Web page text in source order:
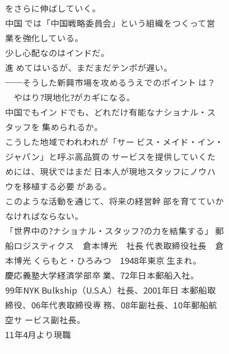
をさらに伸ばしていく。
中国 では「中国戦略委員会」という組織をつくって営
業を強化している。
少し心配なのはインドだ。
進 めてはいるが、まだまだテンポが遅い。
──そうした新興市場を攻めるうえでのポイント は？
やはり?現地化?がカギになる。
中国でもイン ドでも、どれだけ有能なナショナル・ス
タッフを 集められるか。
こうした地域でわれわれが「サー ビス・メイド・イン・
ジャパン」と呼ぶ高品質の サービスを提供していくた
めには、現状ではまだ 日本人が現地スタッフにノウハ
ウを移植する必要 がある。
このような活動を通じて、将来の経営幹 部を育てていか
なければならない。
「世界中の?ナショナル・スタッフ?の力を結集する」 郵
船ロジスティクス 倉本博光 社長 代表取締役社長 倉
本博光 くらもと・ひろみつ 1948年東京 生まれ。
慶応義塾大学経済学部卒 業、72年日本郵船入社。
99年NYK Bulkship（U.S.A.）社長、2001年日 本郵船取
締役、06年代表取締役専 務、08年副社長、10年郵船航
空サ ービス副社長。
11年4月より現職